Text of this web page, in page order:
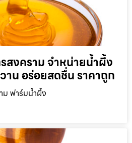
สงคราม จำหน่ายน้ำผึ้ง
าน อร่อยสดชื่น ราคาถูก
ฟาร์มน้ำผึ้ง